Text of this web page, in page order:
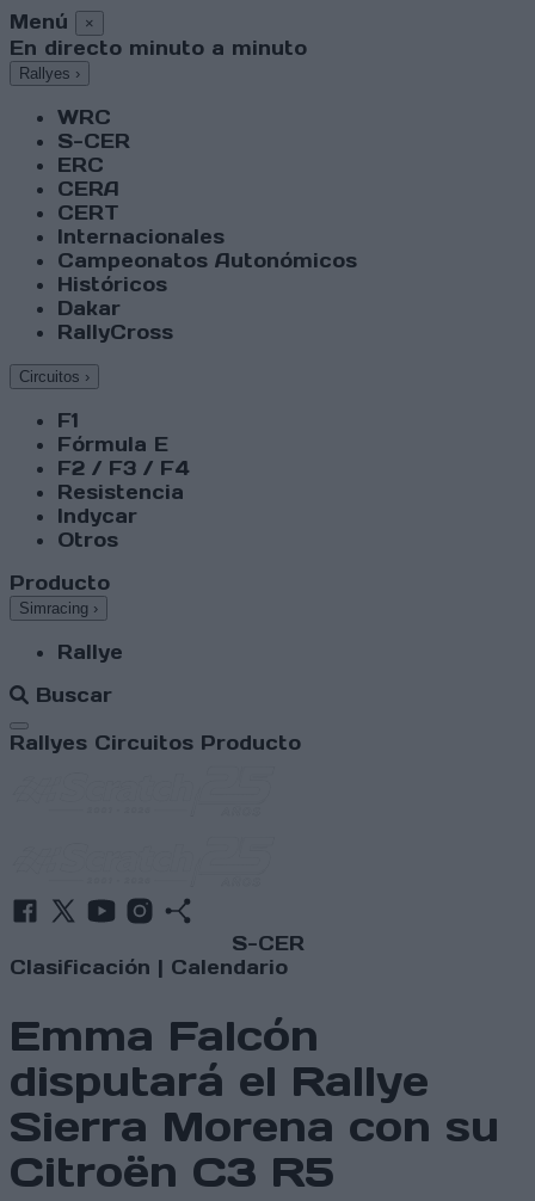
Menú ×
En directo minuto a minuto
Rallyes ›
WRC
S-CER
ERC
CERA
CERT
Internacionales
Campeonatos Autonómicos
Históricos
Dakar
RallyCross
Circuitos ›
F1
Fórmula E
F2 / F3 / F4
Resistencia
Indycar
Otros
Producto
Simracing ›
Rallye
Buscar
Abrir menú
Rallyes Circuitos Producto
S-CER
Clasificación | Calendario
Emma Falcón
disputará el Rallye
Sierra Morena con su
Citroën C3 R5